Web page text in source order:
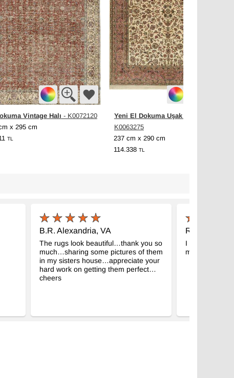
Vintage Halı - K0072120
x 295 cm
TL
Yeni El Dokuma Uşak Halısı
K0063275
237 cm x 290 cm
114.338 TL
B.R. Alexandria, VA
The rugs look beautiful…thank you so
much…sharing some pictures of them
in my sisters house…appreciate your
hard work on getting them perfect…
cheers
R.F.
I love my rugs
my rooms